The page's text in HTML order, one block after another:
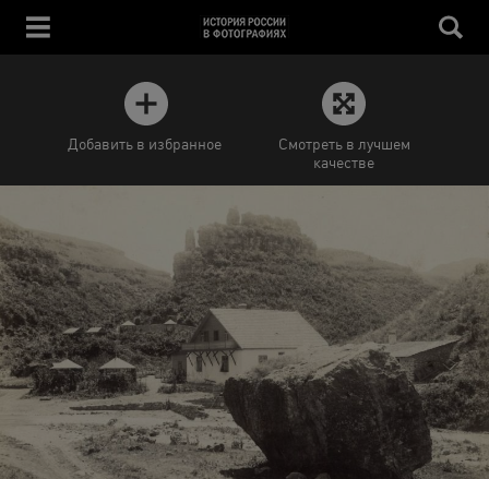
Добавить в избранное
Смотреть в лучшем
качестве